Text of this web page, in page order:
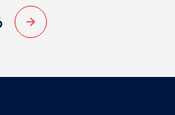
arrow_forward